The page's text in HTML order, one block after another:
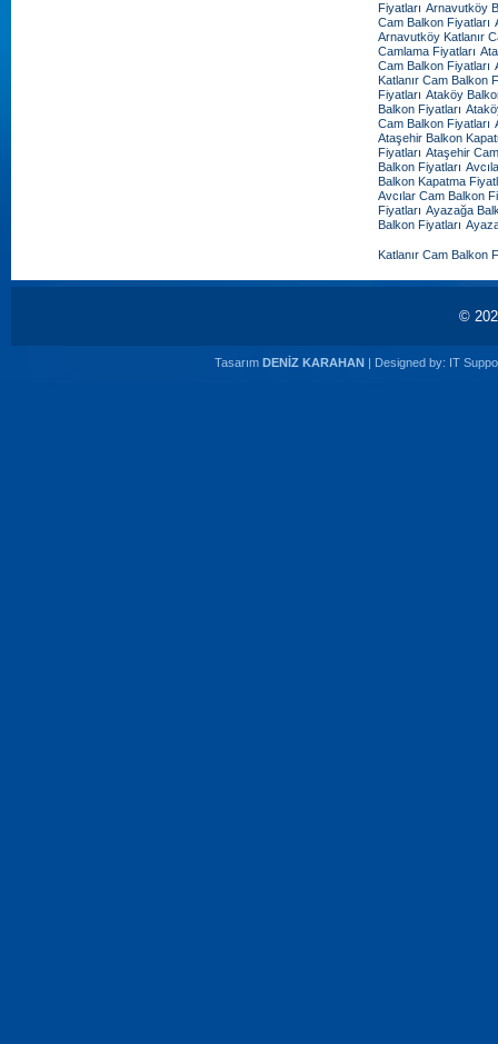
Fiyatları Arnavutköy
Cam Balkon Fiyatları
Arnavutköy Katlanır
Camlama Fiyatları
Cam Balkon Fiyatları
Katlanır Cam Balkon
Fiyatları Ataköy
Balkon Fiyatları
Cam Balkon Fiyatları
Ataşehir Balkon
Fiyatları Ataşehir
Balkon Fiyatları
Balkon Kapatma
Avcılar Cam Balkon
Fiyatları Ayazağa
Balkon Fiyatları
Katlanır Cam Balkon
©
Tasarım DENİZ KARAHAN| Designed by: IT